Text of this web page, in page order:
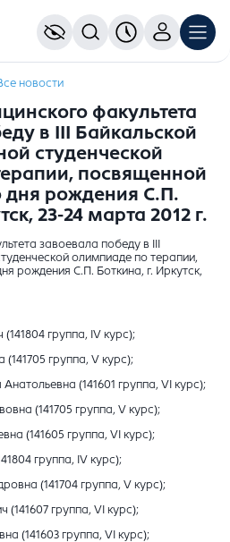
новости
факультета
в III Байкальской
студенческой
посвященной
дня рождения С.П.
23-24 марта 2012 г.
завоевала победу в III
олимпиаде по терапии,
рождения С.П. Боткина, г. Иркутск,
группа, IV курс);
группа, V курс);
(141601 группа, VI курс);
(141705 группа, V курс);
(141605 группа, VI курс);
группа, IV курс);
(141704 группа, V курс);
(141607 группа, VI курс);
(141603 группа, VI курс);